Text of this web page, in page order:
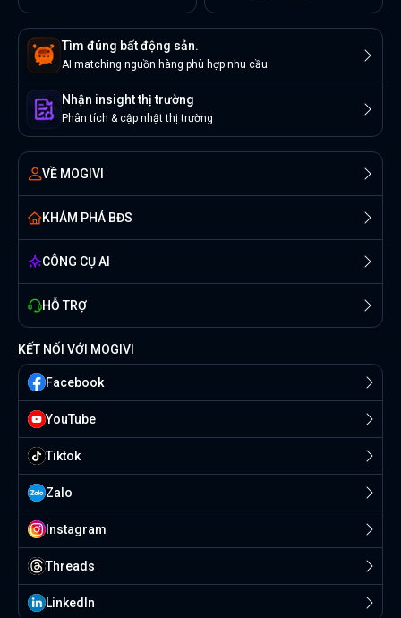
Tìm đúng bất động sản.
AI matching nguồn hàng phù hợp nhu cầu
Nhận insight thị trường
Phân tích & cập nhật thị trường
VỀ MOGIVI
KHÁM PHÁ BĐS
CÔNG CỤ AI
HỖ TRỢ
KẾT NỐI VỚI MOGIVI
Facebook
YouTube
Tiktok
Zalo
Instagram
Threads
Linkedln